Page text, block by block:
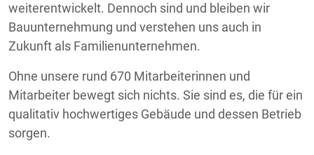
weiterentwickelt. Dennoch sind und bleiben wir
Bauunternehmung und verstehen uns auch in
Zukunft als Familienunternehmen.
Ohne unsere rund 670 Mitarbeiterinnen und
Mitarbeiter bewegt sich nichts. Sie sind es, die für ein
qualitativ hochwertiges Gebäude und dessen Betrieb
sorgen.